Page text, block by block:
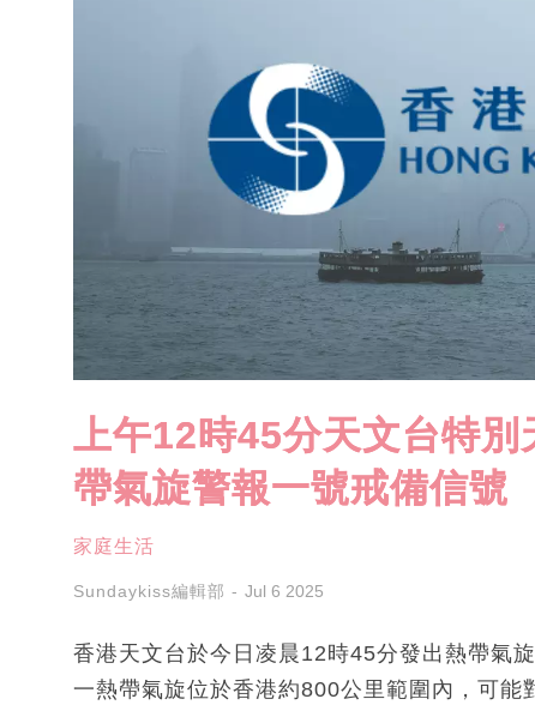
上午12時45分天文台特
帶氣旋警報一號戒備信號
家庭生活
Sundaykiss編輯部 Jul 6 2025
香港天文台於今日凌晨12時45分發出熱帶氣
一熱帶氣旋位於香港約800公里範圍內，可